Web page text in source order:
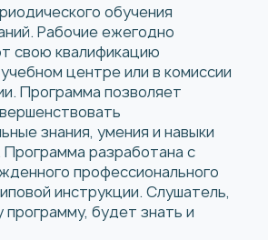
обучения
Рабочие ежегодно
свою квалификацию
центре или в комиссии
Программа позволяет
знания, умения и навыки
разработана с
профессионального
инструкции. Слушатель,
программу, будет знать и